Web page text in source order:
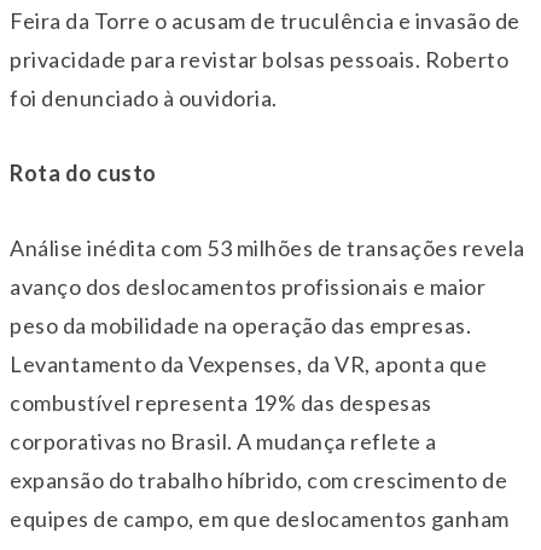
Feira da Torre o acusam de truculência e invasão de
privacidade para revistar bolsas pessoais. Roberto
foi denunciado à ouvidoria.
Rota do custo
Análise inédita com 53 milhões de transações revela
avanço dos deslocamentos profissionais e maior
peso da mobilidade na operação das empresas.
Levantamento da Vexpenses, da VR, aponta que
combustível representa 19% das despesas
corporativas no Brasil. A mudança reflete a
expansão do trabalho híbrido, com crescimento de
equipes de campo, em que deslocamentos ganham